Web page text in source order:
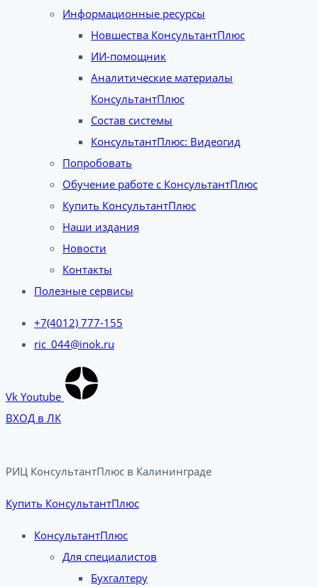
Информационные ресурсы
Новшества КонсультантПлюс
ИИ-помощник
Аналитические материалы
КонсультантПлюс
Состав системы
КонсультантПлюс: Видеогид
Попробовать
Обучение работе с КонсультантПлюс
Купить КонсультантПлюс
Наши издания
Новости
Контакты
Полезные сервисы
+7(4012) 777-155
ric_044@inok.ru
Vk Youtube
ВХОД в ЛК
РИЦ КонсультантПлюс в Калининграде​
Купить КонсультантПлюс
КонсультантПлюс
Для специалистов
Бухгалтеру